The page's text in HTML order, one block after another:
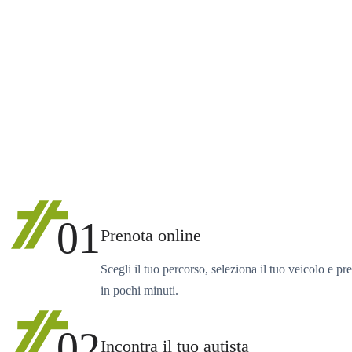
01Prenota online
Scegli il tuo percorso, seleziona il tuo veicolo e
in pochi minuti.
Incontra il tuo autista